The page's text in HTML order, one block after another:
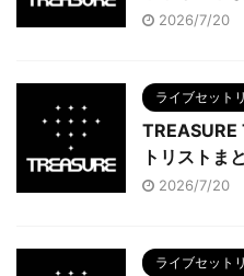
2026/7/20
ライブセット
トリストま
2026/7/20
ライブセット